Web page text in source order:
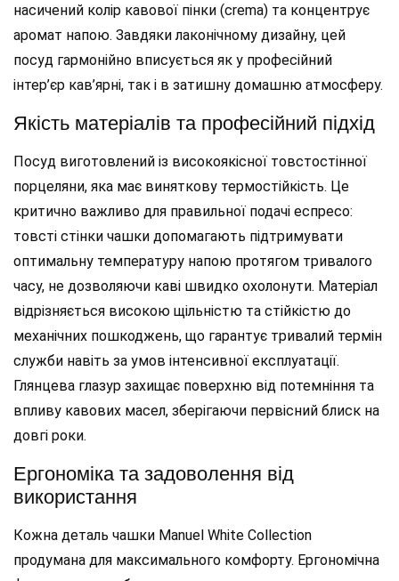
насичений колір кавової пінки (crema) та концентрує
аромат напою. Завдяки лаконічному дизайну, цей
посуд гармонійно вписується як у професійний
інтер’єр кав’ярні, так і в затишну домашню атмосферу.
Якість матеріалів та професійний підхід
Посуд виготовлений із високоякісної товстостінної
порцеляни, яка має виняткову термостійкість. Це
критично важливо для правильної подачі еспресо:
товсті стінки чашки допомагають підтримувати
оптимальну температуру напою протягом тривалого
часу, не дозволяючи каві швидко охолонути. Матеріал
відрізняється високою щільністю та стійкістю до
механічних пошкоджень, що гарантує тривалий термін
служби навіть за умов інтенсивної експлуатації.
Глянцева глазур захищає поверхню від потемніння та
впливу кавових масел, зберігаючи первісний блиск на
довгі роки.
Ергономіка та задоволення від
використання
Кожна деталь чашки Manuel White Collection
продумана для максимального комфорту. Ергономічна